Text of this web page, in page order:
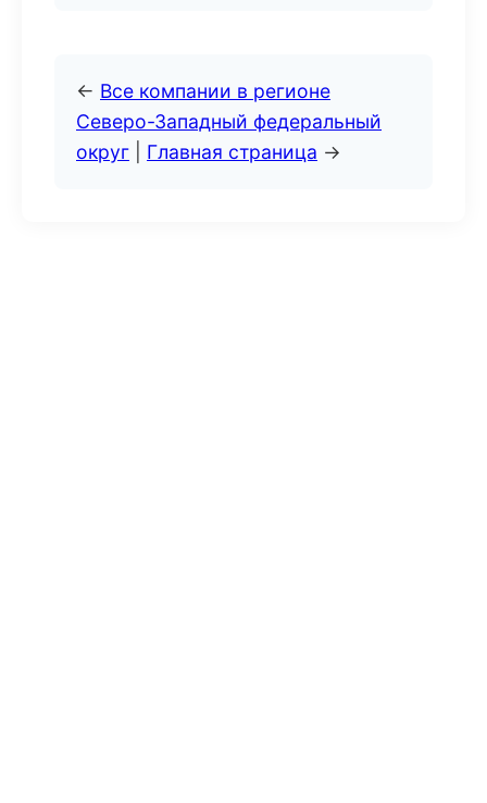
← Все компании в регионе
Северо-Западный федеральный
округ
Главная страница →